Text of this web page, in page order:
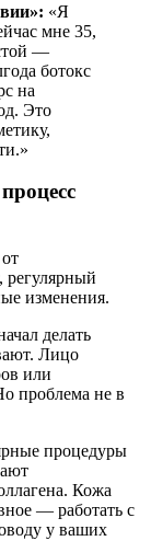
«Я
мне 35,
—
ботокс
на
Это
регулярный
изменения.
делать
Лицо
или
проблема не в
процедуры
Кожа
— работать с
у ваших